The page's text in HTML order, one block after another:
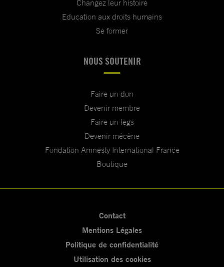
Changez leur histoire
Education aux droits humains
Se former
NOUS SOUTENIR
Faire un don
Devenir membre
Faire un legs
Devenir mécène
Fondation Amnesty International France
Boutique
Contact
Mentions Légales
Politique de confidentialité
Utilisation des cookies